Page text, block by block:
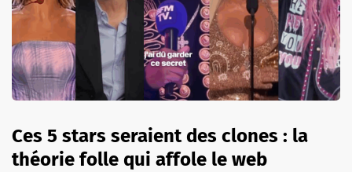
Ces 5 stars seraient des clones : la
théorie folle qui affole le web